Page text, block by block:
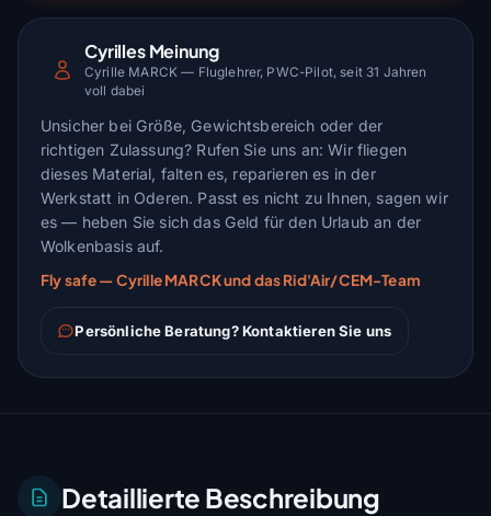
Cyrilles Meinung
Cyrille MARCK — Fluglehrer, PWC-Pilot, seit 31 Jahren
voll dabei
Unsicher bei Größe, Gewichtsbereich oder der
richtigen Zulassung? Rufen Sie uns an: Wir fliegen
dieses Material, falten es, reparieren es in der
Werkstatt in Oderen. Passt es nicht zu Ihnen, sagen wir
es — heben Sie sich das Geld für den Urlaub an der
Wolkenbasis auf.
Fly safe — Cyrille MARCK und das Rid'Air/CEM-Team
Persönliche Beratung? Kontaktieren Sie uns
Detaillierte Beschreibung